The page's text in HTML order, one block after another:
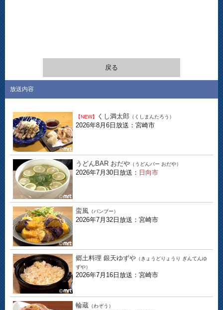
戻る
放送内容
【NEW】 くし満太郎 （くしまんたろう）
2026年8月6日放送：宮崎市
うどんBAR おだや （うどんバー おだや）
2026年7月30日放送： 日向市
蛮風 （バンブー）
2026年7月32日放送：宮崎市
郷土料理 銀天ゆずや （きょうどりょうり ぎんてんゆ
ずや）
2026年7月16日放送：宮崎市
輪蔵 （わぞう）